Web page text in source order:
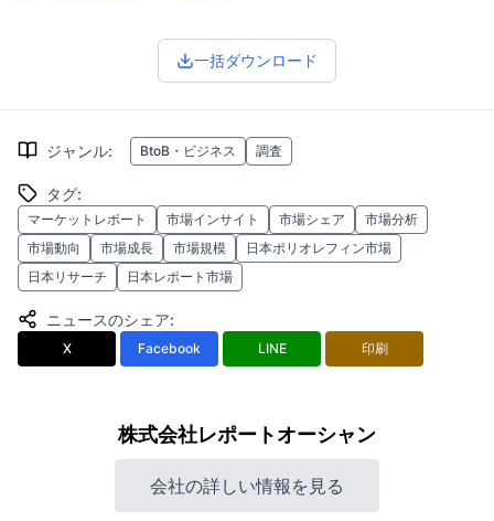
一括ダウンロード
ジャンル: BtoB・ビジネス 調査
タグ:
マーケットレポート 市場インサイト 市場シェア
市場分析
市場動向
市場成長 市場規模
日本ポリオレフィン市場
日本リサーチ
日本レポート市場
ニュースのシェア:
X Facebook LINE 印刷
株式会社レポートオーシャン
会社の詳しい情報を見る